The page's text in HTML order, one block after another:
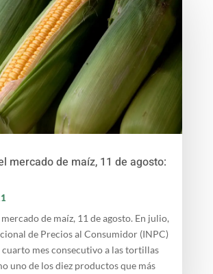
mercado de maíz, 11 de agosto:
de maíz, 11 de agosto. En julio,
de Precios al Consumidor (INPC)
mes consecutivo a las tortillas
uno de los diez productos que más